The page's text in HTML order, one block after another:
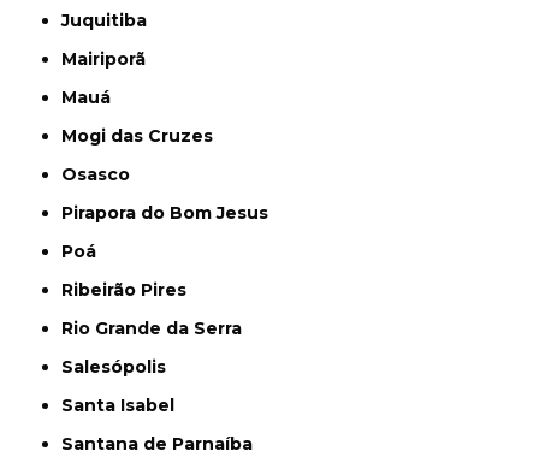
Juquitiba
Mairiporã
Mauá
Mogi das Cruzes
Osasco
Pirapora do Bom Jesus
Poá
Ribeirão Pires
Rio Grande da Serra
Salesópolis
Santa Isabel
Santana de Parnaíba